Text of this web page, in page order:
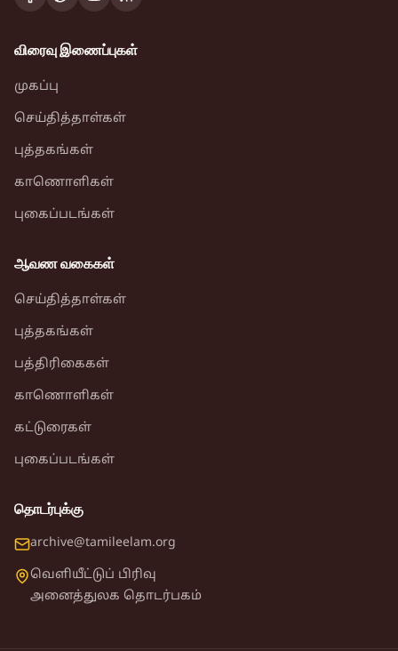
விரைவு இணைப்புகள்
முகப்பு
செய்தித்தாள்கள்
புத்தகங்கள்
காணொளிகள்
புகைப்படங்கள்
ஆவண வகைகள்
செய்தித்தாள்கள்
புத்தகங்கள்
பத்திரிகைகள்
காணொளிகள்
கட்டுரைகள்
புகைப்படங்கள்
தொடர்புக்கு
archive@tamileelam.org
வெளியீட்டுப் பிரிவு
அனைத்துலக தொடர்பகம்